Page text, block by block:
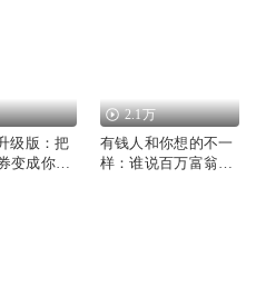
级版：把
变成你的
2.1万
有钱人和你想的不一
样：谁说百万富翁就